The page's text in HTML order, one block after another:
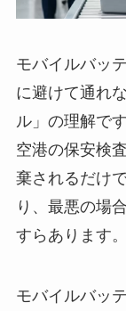
モバイルバッ
に避けて通れ
ル」の理解で
空港の保安検
棄されるだけ
り、最悪の場
すらあります。
モバイルバッ